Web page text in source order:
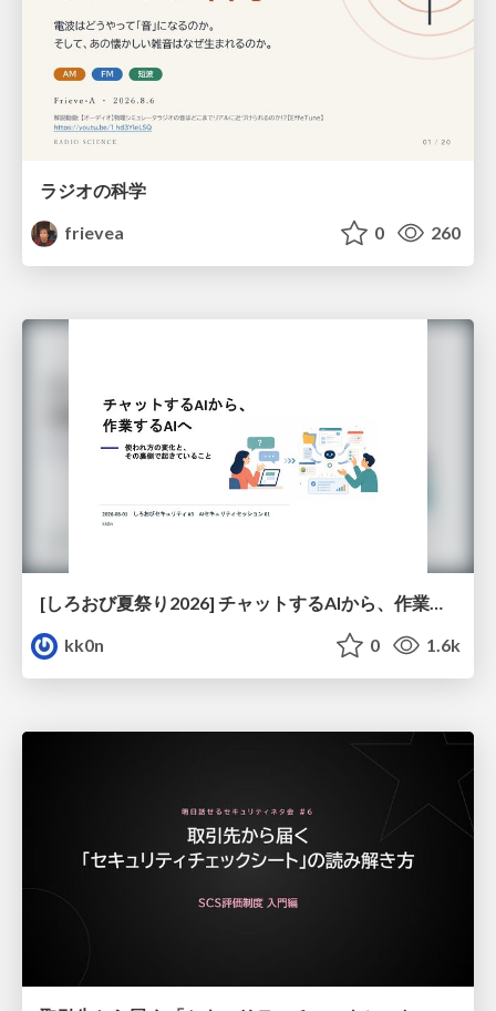
ラジオの科学
frievea
0 260
[しろおび夏祭り2026] チャットするAIから、作業するAIへ - 使われ方の変化と、その裏側で起きていること
kk0n
0 1.6k